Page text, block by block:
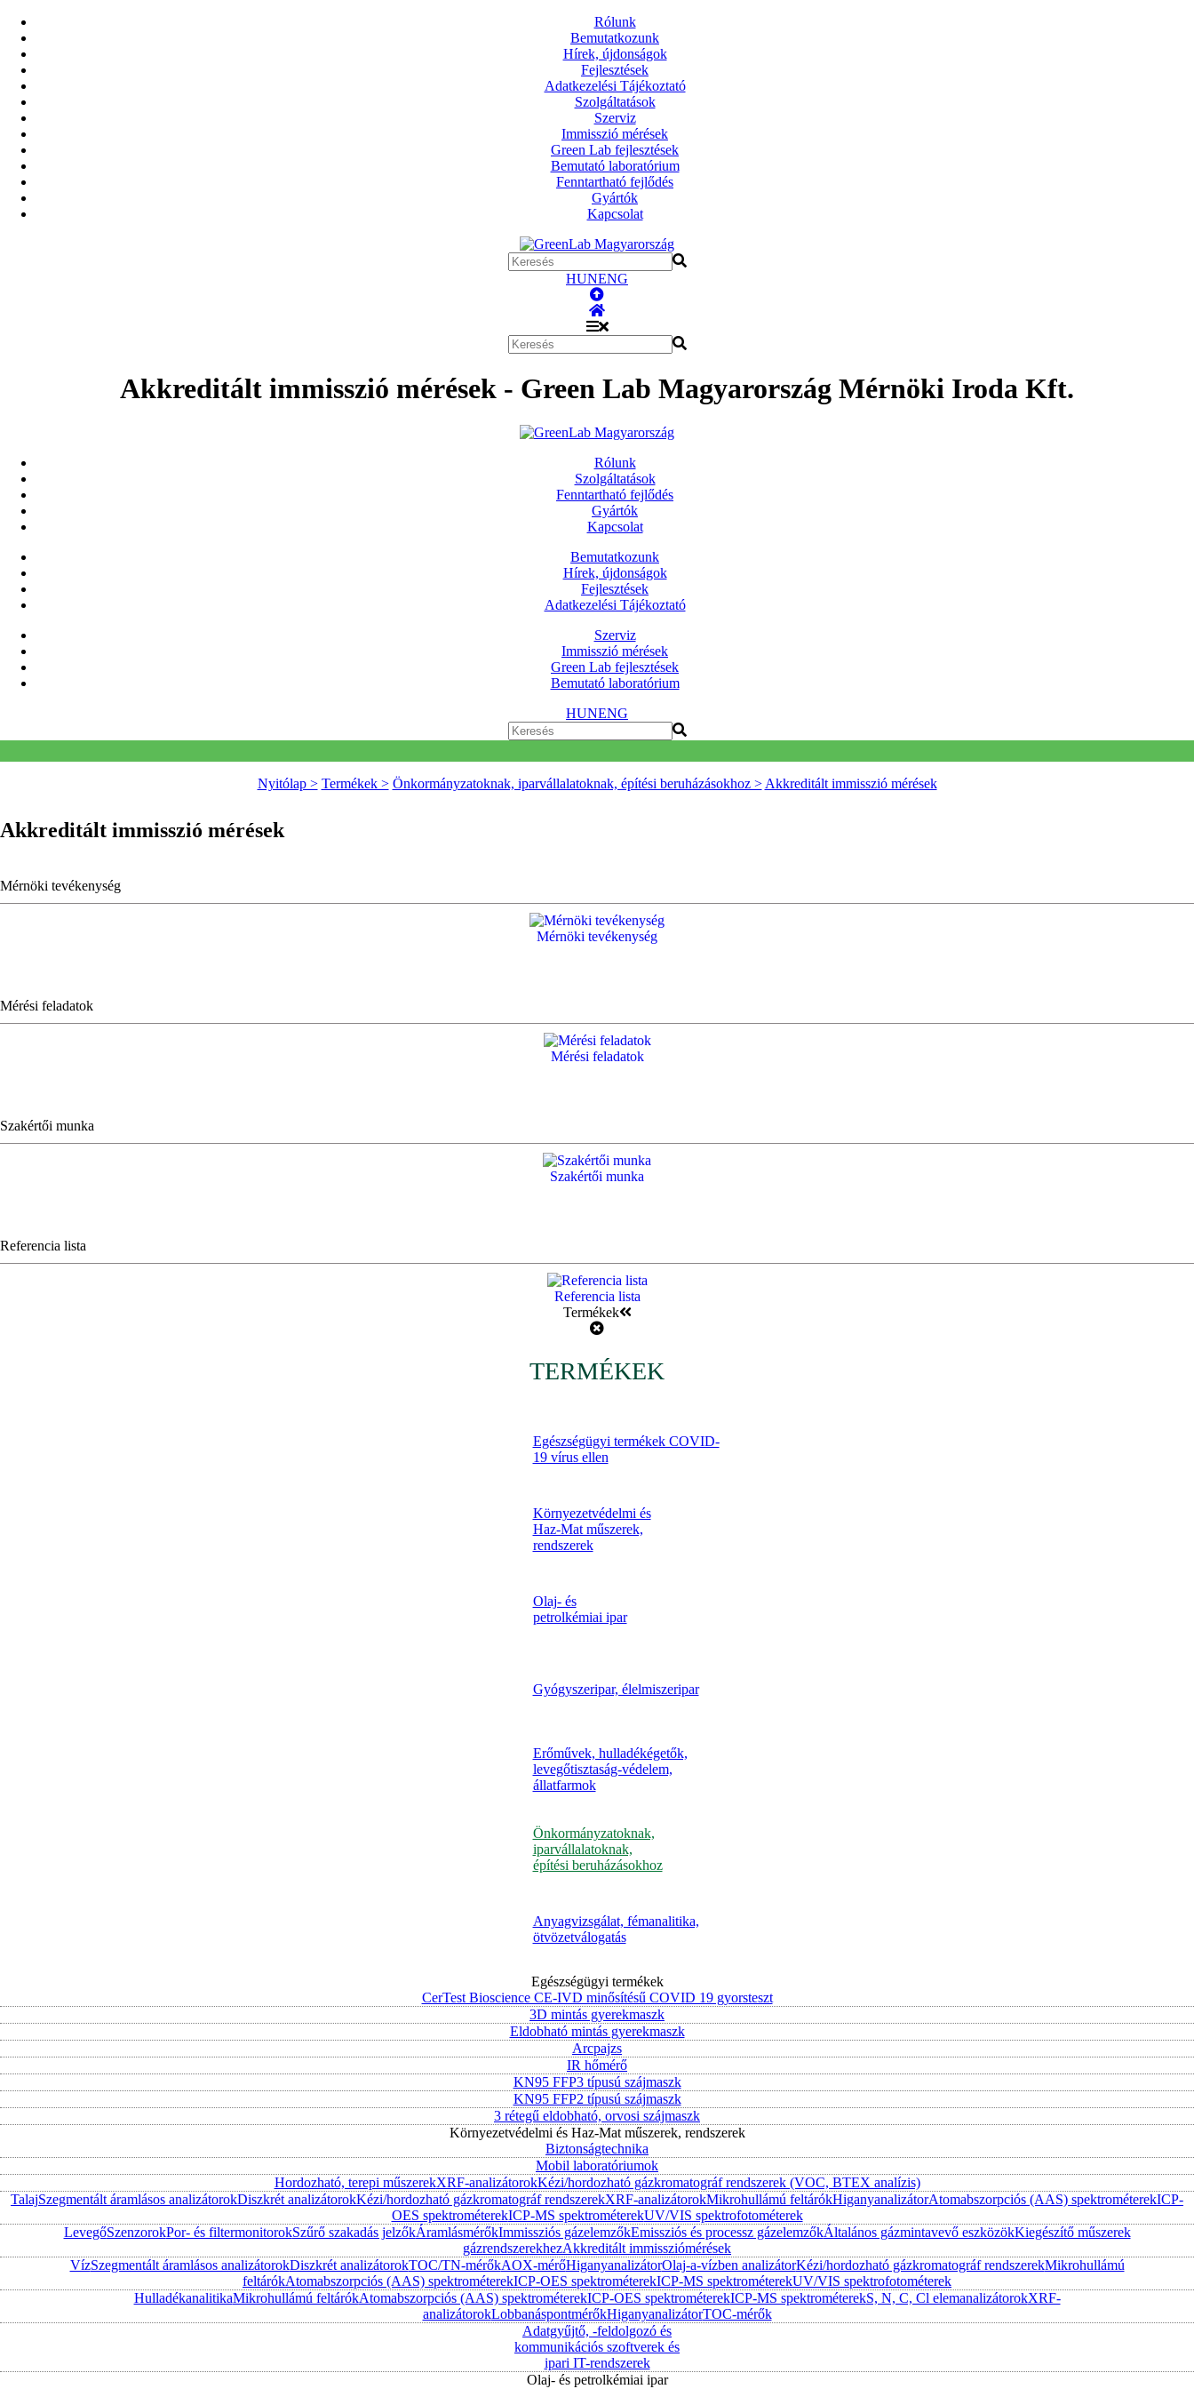
Rólunk
Bemutatkozunk
Hírek, újdonságok
Fejlesztések
Adatkezelési Tájékoztató
Szolgáltatások
Szerviz
Immisszió mérések
Green Lab fejlesztések
Bemutató laboratórium
Fenntartható fejlődés
Gyártók
Kapcsolat
HUNENG
Akkreditált immisszió mérések - Green Lab Magyarország Mérnöki Iroda Kft.
Rólunk
Szolgáltatások
Fenntartható fejlődés
Gyártók
Kapcsolat
Bemutatkozunk
Hírek, újdonságok
Fejlesztések
Adatkezelési Tájékoztató
Szerviz
Immisszió mérések
Green Lab fejlesztések
Bemutató laboratórium
HUNENG
Nyitólap > Termékek > Önkormányzatoknak, iparvállalatoknak, építési beruházásokhoz > Akkreditált immisszió mérések
Akkreditált immisszió mérések
Mérnöki tevékenység
Mérnöki tevékenység
Mérési feladatok
Mérési feladatok
Szakértői munka
Szakértői munka
Referencia lista
Referencia lista
Termékek
TERMÉKEK
Egészségügyi termékek COVID-
19 vírus ellen
Környezetvédelmi és
Haz-Mat műszerek,
rendszerek
Olaj- és
petrolkémiai ipar
Gyógyszeripar, élelmiszeripar
Erőművek, hulladékégetők,
levegőtisztaság-védelem,
állatfarmok
Önkormányzatoknak,
iparvállalatoknak,
építési beruházásokhoz
Anyagvizsgálat, fémanalitika,
ötvözetválogatás
Egészségügyi termékek
CerTest Bioscience CE-IVD minősítésű COVID 19 gyorsteszt
3D mintás gyerekmaszk
Eldobható mintás gyerekmaszk
Arcpajzs
IR hőmérő
KN95 FFP3 típusú szájmaszk
KN95 FFP2 típusú szájmaszk
3 rétegű eldobható, orvosi szájmaszk
Környezetvédelmi és Haz-Mat műszerek, rendszerek
Biztonságtechnika
Mobil laboratóriumok
Hordozható, terepi műszerekXRF-analizátorokKézi/hordozható gázkromatográf rendszerek (VOC, BTEX analízis)
TalajSzegmentált áramlásos analizátorokDiszkrét analizátorokKézi/hordozható gázkromatográf rendszerekXRF-analizátorokMikrohullámú feltárókHiganyanalizátorAtomabszorpciós (AAS) spektrométerekICP-
OES spektrométerekICP-MS spektrométerekUV/VIS spektrofotométerek
LevegőSzenzorokPor- és filtermonitorokSzűrő szakadás jelzőkÁramlásmérőkImmissziós gázelemzőkEmissziós és processz gázelemzőkÁltalános gázmintavevő eszközökKiegészítő műszerek
gázrendszerekhezAkkreditált immissziómérések
VízSzegmentált áramlásos analizátorokDiszkrét analizátorokTOC/TN-mérőkAOX-mérőHiganyanalizátorOlaj-a-vízben analizátorKézi/hordozható gázkromatográf rendszerekMikrohullámú
feltárókAtomabszorpciós (AAS) spektrométerekICP-OES spektrométerekICP-MS spektrométerekUV/VIS spektrofotométerek
HulladékanalitikaMikrohullámú feltárókAtomabszorpciós (AAS) spektrométerekICP-OES spektrométerekICP-MS spektrométerekS, N, C, Cl elemanalizátorokXRF-
analizátorokLobbanáspontmérőkHiganyanalizátorTOC-mérők
Adatgyűjtő, -feldolgozó és
kommunikációs szoftverek és
ipari IT-rendszerek
Olaj- és petrolkémiai ipar